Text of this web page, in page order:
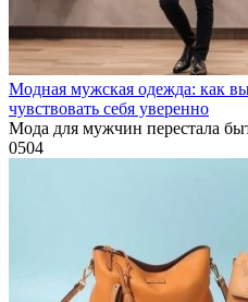
Модная мужская одежда: как
чувствовать себя уверенно
Мода для мужчин перестала
0504